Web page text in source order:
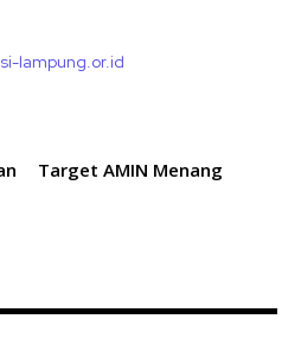
lampung.or.id
Target AMIN Menang